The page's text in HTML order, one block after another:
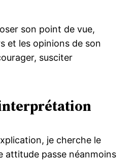
son point de vue,
et les opinions de son
susciter
je cherche le
attitude passe néanmoins